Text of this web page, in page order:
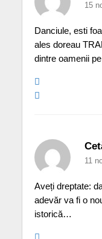
15
Danciule, esti
ales doreau
dintre oamenii
11
Aveți dreptate:
adevăr va fi o
istorică…